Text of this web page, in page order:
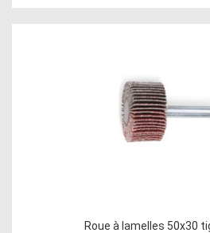
Roue à lamelles 50x30